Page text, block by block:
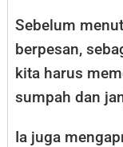
Sebelum
berpesan,
kita harus
sumpah dan
Ia juga